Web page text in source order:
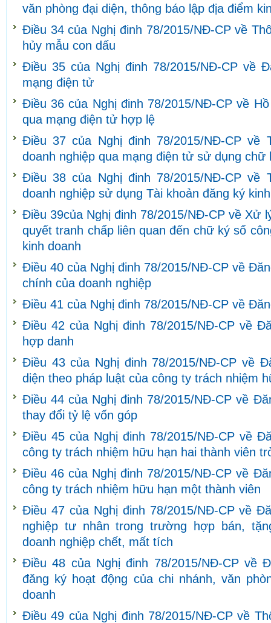
văn phòng đại diện, thông báo lập địa điểm
Điều 34 của Nghị đinh 78/2015/NĐ-CP về
hủy mẫu con dấu
Điều 35 của Nghị đinh 78/2015/NĐ-CP về
mạng điện tử
Điều 36 của Nghị đinh 78/2015/NĐ-CP về
qua mạng điện tử hợp lệ
Điều 37 của Nghị đinh 78/2015/NĐ-CP
doanh nghiệp qua mạng điện tử sử dụng chữ
Điều 38 của Nghị đinh 78/2015/NĐ-CP
doanh nghiệp sử dụng Tài khoản đăng ký
Điều 39của Nghị đinh 78/2015/NĐ-CP về Xử
quyết tranh chấp liên quan đến chữ ký số
kinh doanh
Điều 40 của Nghị đinh 78/2015/NĐ-CP về
chính của doanh nghiệp
Điều 41 của Nghị đinh 78/2015/NĐ-CP về
Điều 42 của Nghị đinh 78/2015/NĐ-CP về
hợp danh
Điều 43 của Nghị đinh 78/2015/NĐ-CP về
diện theo pháp luật của công ty trách nhiệm
Điều 44 của Nghị đinh 78/2015/NĐ-CP về
thay đổi tỷ lệ vốn góp
Điều 45 của Nghị đinh 78/2015/NĐ-CP về
công ty trách nhiệm hữu hạn hai thành viên
Điều 46 của Nghị đinh 78/2015/NĐ-CP về
công ty trách nhiệm hữu hạn một thành viên
Điều 47 của Nghị đinh 78/2015/NĐ-CP về
nghiệp tư nhân trong trường hợp bán,
doanh nghiệp chết, mất tích
Điều 48 của Nghị đinh 78/2015/NĐ-CP về
đăng ký hoạt động của chi nhánh, văn
doanh
Điều 49 của Nghị đinh 78/2015/NĐ-CP về